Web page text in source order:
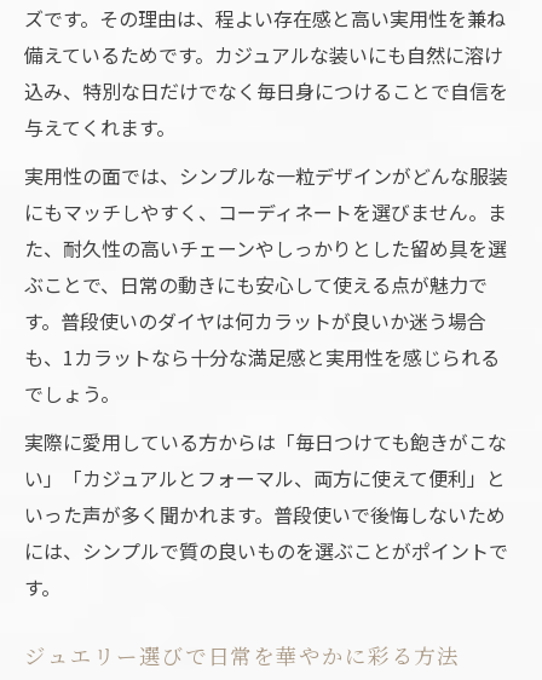
存在感ある1カラットを日常で楽しむコーデ術
1カラットジュエリーが日常に映える着こな
し
普段使いで1カラットの存在感を活かす方法
一粒ダイヤネックレスを主役にした日常コ
ーデ
オンオフ両用の1カラットジュエリーテクニ
ック
普段使いジュエリーで楽しむ大人のコーデ
方法
ピアス選びと合わせる一粒ネックレスの極意
ジュエリーで統一感を演出するピアスの選
び方
一粒ダイヤネックレスと調和するピアス術
普段使いコーデに最適なピアス×ネックレ
40代女性必見のジュエリー合わせテクニッ
ズです。その理由は、程よい存在感と高い実用性を兼ね
備えているためです。カジュアルな装いにも自然に溶け
込み、特別な日だけでなく毎日身につけることで自信を
与えてくれます。
実用性の面では、シンプルな一粒デザインがどんな服装
にもマッチしやすく、コーディネートを選びません。ま
た、耐久性の高いチェーンやしっかりとした留め具を選
ぶことで、日常の動きにも安心して使える点が魅力で
す。普段使いのダイヤは何カラットが良いか迷う場合
も、1カラットなら十分な満足感と実用性を感じられる
でしょう。
実際に愛用している方からは「毎日つけても飽きがこな
い」「カジュアルとフォーマル、両方に使えて便利」と
いった声が多く聞かれます。普段使いで後悔しないため
には、シンプルで質の良いものを選ぶことがポイントで
す。
ジュエリー選びで日常を華やかに彩る方法